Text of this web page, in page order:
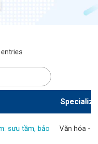
entries
Specialize
sưu tầm, bảo
Văn hóa -